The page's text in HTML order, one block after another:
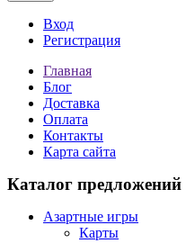
Вход
Регистрация
Главная
Блог
Доставка
Оплата
Контакты
Карта сайта
Каталог предложений
Азартные игры
Карты